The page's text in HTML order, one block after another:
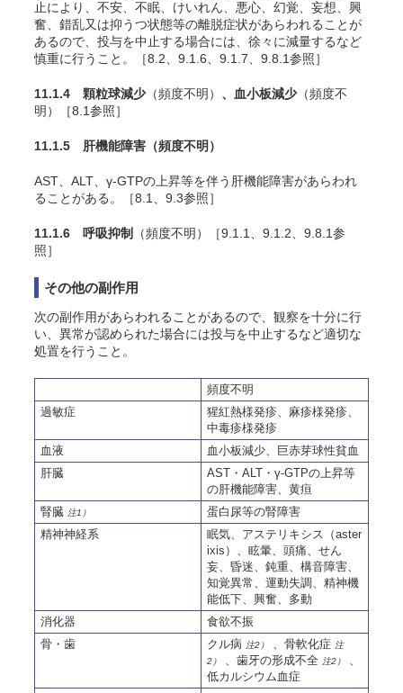
止により、不安、不眠、けいれん、悪心、幻覚、妄想、興
奮、錯乱又は抑うつ状態等の離脱症状があらわれることが
あるので、投与を中止する場合には、徐々に減量するなど
慎重に行うこと。［8.2、9.1.6、9.1.7、9.8.1参照］
11.1.4 顆粒球減少（頻度不明） 、血小板減少（頻度不
明）［8.1参照］
11.1.5 肝機能障害 （頻度不明）
AST、ALT、γ-GTPの上昇等を伴う肝機能障害があらわれ
ることがある。［8.1、9.3参照］
11.1.6 呼吸抑制
（頻度不明）［9.1.1、9.1.2、9.8.1参
照］
その他の副作用
次の副作用があらわれることがあるので、観察を十分に行
い、異常が認められた場合には投与を中止するなど適切な
処置を行うこと。
頻度不明
過敏症
猩紅熱様発疹、麻疹様発疹、
中毒疹様発疹
血液
血小板減少、巨赤芽球性貧血
肝臓
AST・ALT・γ-GTPの上昇等
の肝機能障害、黄疸
腎臓 注1）
蛋白尿等の腎障害
精神神経系
眠気、アステリキシス（aster
ixis）、眩暈、頭痛、せん
妄、昏迷、鈍重、構音障害、
知覚異常、運動失調、精神機
能低下、興奮、多動
消化器
食欲不振
骨・歯
クル病 注2） 、骨軟化症 注
2）
、歯牙の形成不全 注2）
、
低カルシウム血症